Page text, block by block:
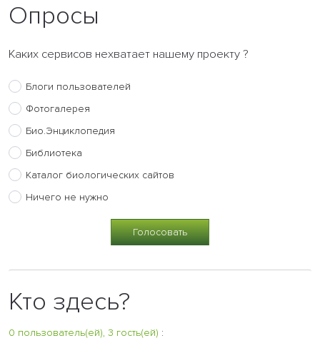
Опросы
Каких сервисов нехватает нашему проекту ?
Блоги пользователей
Фотогалерея
Био.Энциклопедия
Библиотека
Каталог биологических сайтов
Ничего не нужно
Кто здесь?
0 пользователь(ей), 3 гость(ей) :